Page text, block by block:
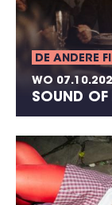
DE ANDERE
WO
SOUND OF